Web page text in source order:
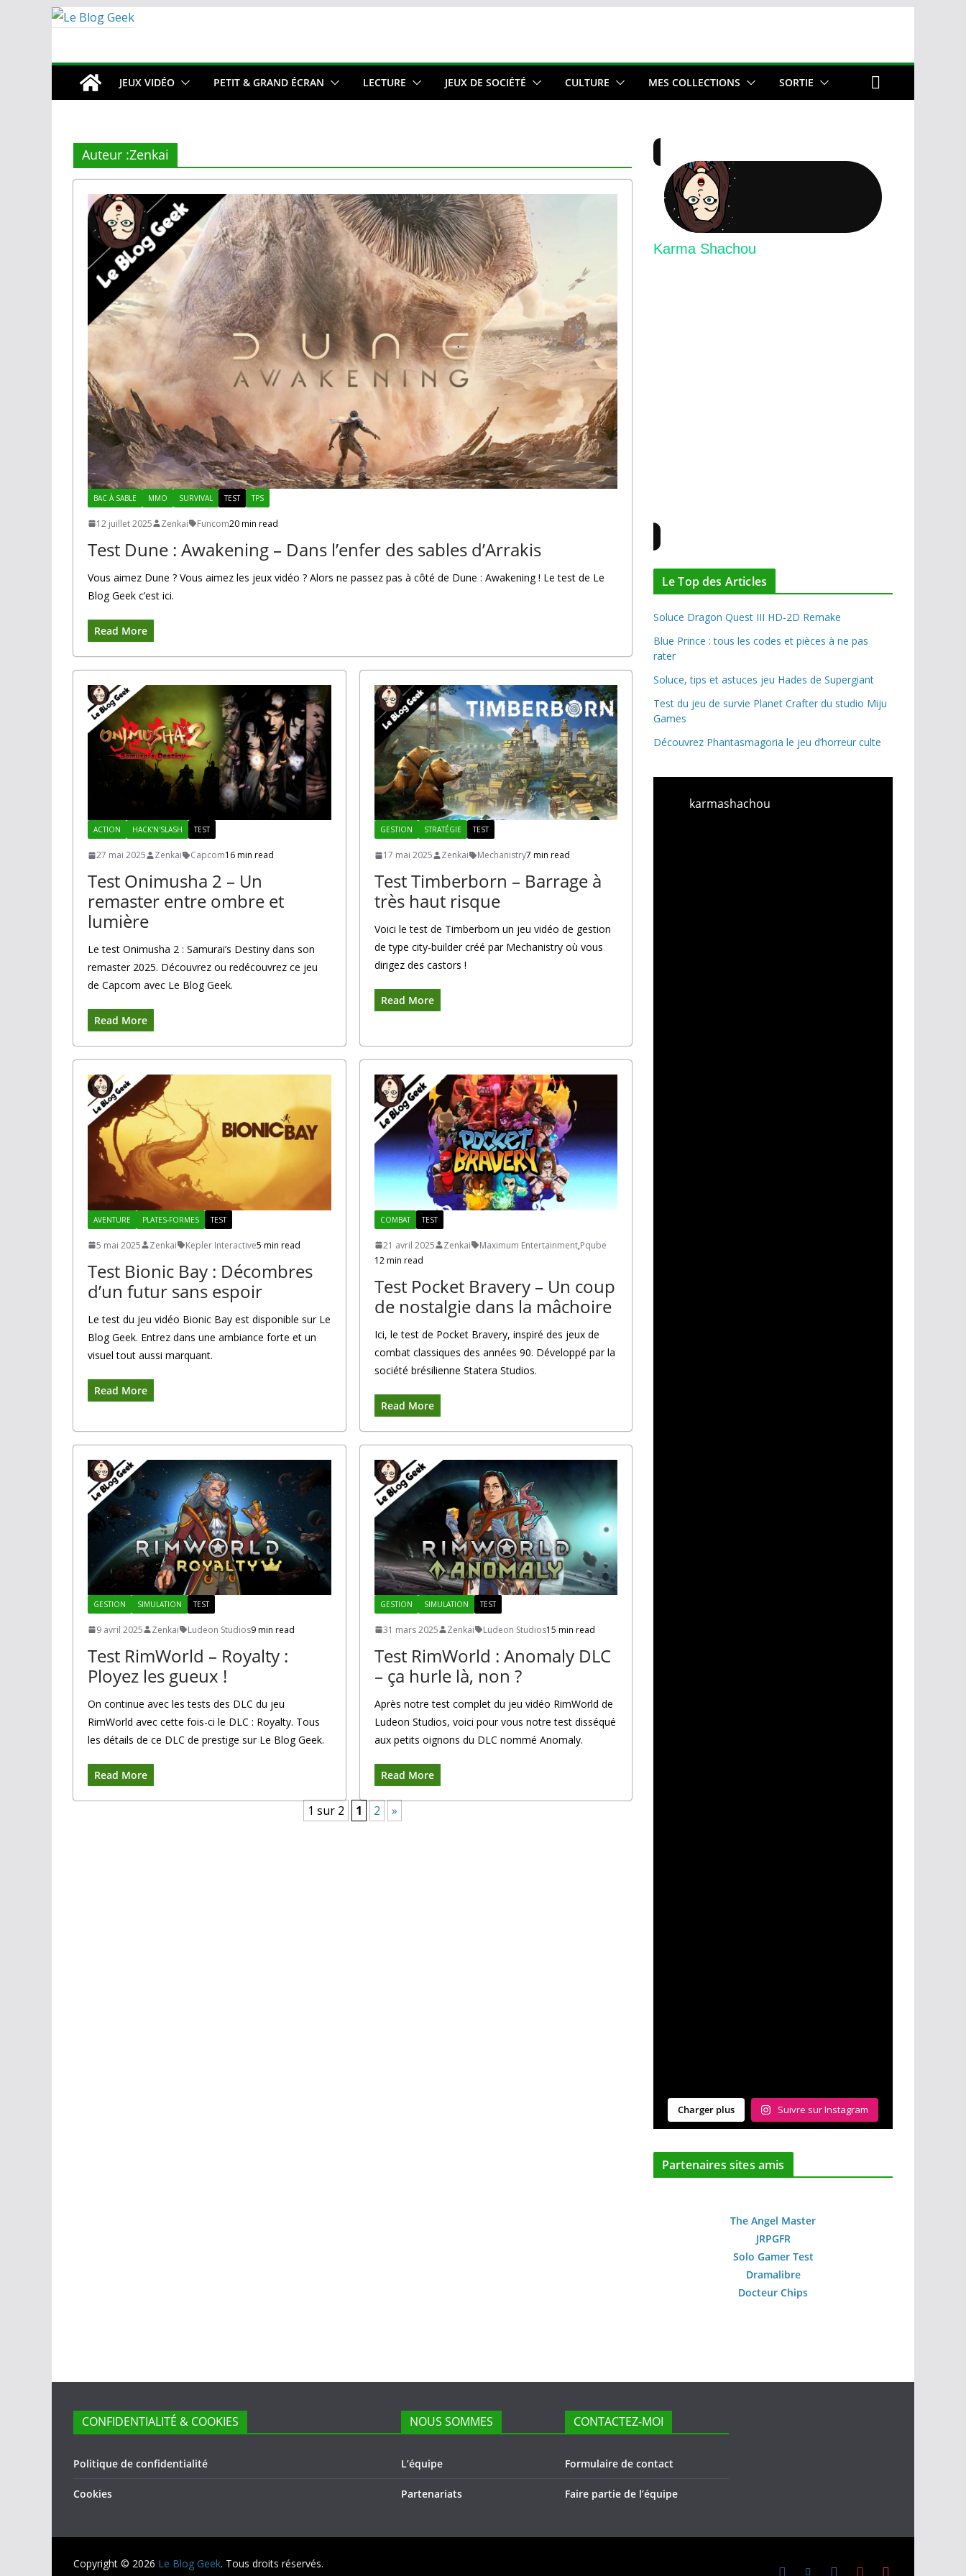
Passer
JEUX VIDÉO PETIT & GRAND ÉCRAN LECTURE JEUX DE SOCIÉTÉ CULTURE MES COLLECTIONS SORTIE
Auteur :Zenkai
BAC À SABLE MMO SURVIVAL TEST TPS
12 juillet 2025 Zenkai Funcom20 min read
Test Dune : Awakening – Dans l’enfer des sables d’Arrakis
Vous aimez Dune ? Vous aimez les jeux vidéo ? Alors ne passez pas à côté de Dune : Awakening ! Le test de Le
Blog Geek c’est ici.
Read More
ACTION HACK'N'SLASH TEST
27 mai 2025 Zenkai Capcom16 min read
Test Onimusha 2 – Un
remaster entre ombre et
lumière
Le test Onimusha 2 : Samurai’s Destiny dans son
remaster 2025. Découvrez ou redécouvrez ce jeu
de Capcom avec Le Blog Geek.
Read More
GESTION STRATÉGIE TEST
17 mai 2025 Zenkai Mechanistry7 min read
Test Timberborn – Barrage à
très haut risque
Voici le test de Timberborn un jeu vidéo de gestion
de type city-builder créé par Mechanistry où vous
dirigez des castors !
Read More
AVENTURE PLATES-FORMES TEST
5 mai 2025 Zenkai Kepler Interactive5 min read
Test Bionic Bay : Décombres
d’un futur sans espoir
Le test du jeu vidéo Bionic Bay est disponible sur Le
Blog Geek. Entrez dans une ambiance forte et un
visuel tout aussi marquant.
Read More
COMBAT TEST
21 avril 2025 Zenkai Maximum Entertainment,Pqube
12 min read
Test Pocket Bravery – Un coup
de nostalgie dans la mâchoire
Ici, le test de Pocket Bravery, inspiré des jeux de
combat classiques des années 90. Développé par la
société brésilienne Statera Studios.
Read More
GESTION SIMULATION TEST
9 avril 2025 Zenkai Ludeon Studios9 min read
Test RimWorld – Royalty :
Ployez les gueux !
On continue avec les tests des DLC du jeu
RimWorld avec cette fois-ci le DLC : Royalty. Tous
les détails de ce DLC de prestige sur Le Blog Geek.
Read More
GESTION SIMULATION TEST
31 mars 2025 Zenkai Ludeon Studios15 min read
Test RimWorld : Anomaly DLC
– ça hurle là, non ?
Après notre test complet du jeu vidéo RimWorld de
Ludeon Studios, voici pour vous notre test disséqué
aux petits oignons du DLC nommé Anomaly.
Read More
1 sur 2 1 2 »
Karma Shachou
Le Top des Articles
Soluce Dragon Quest III HD-2D Remake
Blue Prince : tous les codes et pièces à ne pas
rater
Soluce, tips et astuces jeu Hades de Supergiant
Test du jeu de survie Planet Crafter du studio Miju
Games
Découvrez Phantasmagoria le jeu d’horreur culte
karmashachou
Charger plus Suivre sur Instagram
Partenaires sites amis
The Angel Master
JRPGFR
Solo Gamer Test
Dramalibre
Docteur Chips
CONFIDENTIALITÉ & COOKIES
Politique de confidentialité
Cookies
NOUS SOMMES
L’équipe
Partenariats
CONTACTEZ-MOI
Formulaire de contact
Faire partie de l’équipe
Copyright © 2026 Le Blog Geek. Tous droits réservés.